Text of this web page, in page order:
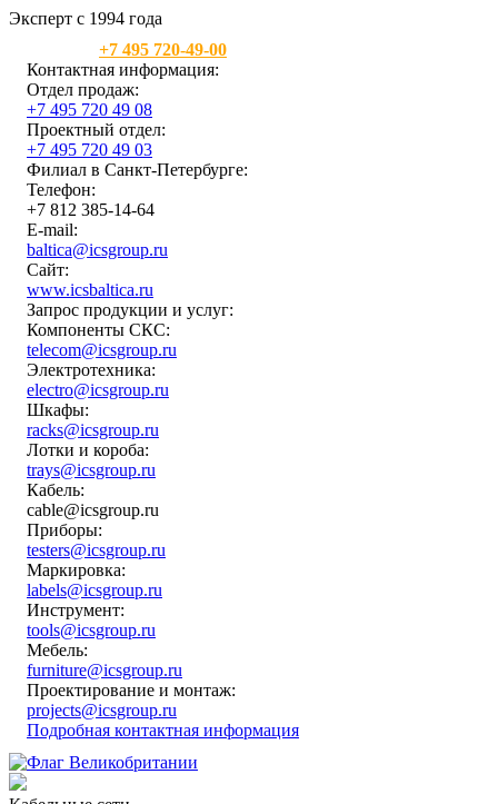
Эксперт с 1994 года
+7 495 720-49-00
Контактная информация:
Отдел продаж:
+7 495 720 49 08
Проектный отдел:
+7 495 720 49 03
Филиал в Санкт-Петербурге:
Телефон:
+7 812 385-14-64
E-mail:
baltica@icsgroup.ru
Сайт:
www.icsbaltica.ru
Запрос продукции и услуг:
Компоненты СКС:
telecom@icsgroup.ru
Электротехника:
electro@icsgroup.ru
Шкафы:
racks@icsgroup.ru
Лотки и короба:
trays@icsgroup.ru
Кабель:
cable@icsgroup.ru
Приборы:
testers@icsgroup.ru
Маркировка:
labels@icsgroup.ru
Инструмент:
tools@icsgroup.ru
Мебель:
furniture@icsgroup.ru
Проектирование и монтаж:
projects@icsgroup.ru
Подробная контактная информация